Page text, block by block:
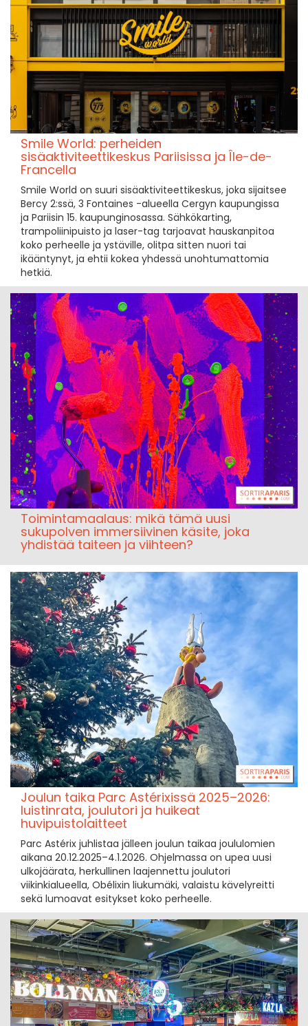
Smile World: perheiden
sisäaktiviteettikeskus Pariisissa ja Île-de-
Francella
Smile World on suuri sisäaktiviteettikeskus, joka sijaitsee
Bercy 2:ssä, 3 Fontaines -alueella Cergyn kaupungissa
ja Pariisin 15. kaupunginosassa. Sähkökarting,
trampoliinipuisto ja laser-tag tarjoavat hauskanpitoa
koko perheelle ja ystäville, olitpa sitten nuori tai
ikääntynyt, ja ehtii kokea yhdessä unohtumattomia
hetkiä.
Toimintamaalaus: mikä tämä uusi
sukupolven immersiivinen käsite, joka
yhdistää taiteen ja viihteen?
Joulun taika Parc Astérixissä 2025–2026:
luistinrata, joulutori ja huikeat
huvipuistolaitteet
Parc Astérix juhlistaa jälleen joulun taikaa joululomien
aikana 20.12.2025–4.1.2026. Ohjelmassa on upea uusi
ulkojäärata, herkullinen laajennettu joulutori
viikinkialueella, Obélixin liukumäki, valaistu kävelyreitti
sekä lumoavat esitykset koko perheelle.